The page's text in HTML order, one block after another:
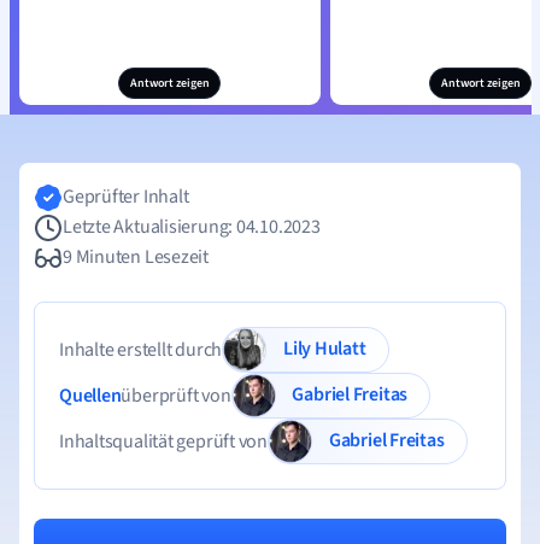
Antwort zeigen Antwort zeigen
Geprüfter Inhalt
Letzte Aktualisierung: 04.10.2023
9 Minuten Lesezeit
Inhalte erstellt durch
Lily Hulatt
Quellenüberprüft von
Gabriel Freitas
Inhaltsqualität geprüft von
Gabriel Freitas